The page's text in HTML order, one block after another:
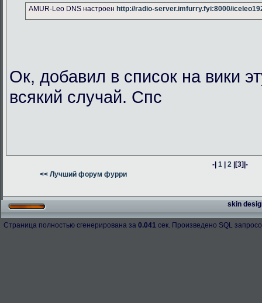
AMUR-Leo DNS настроен http://radio-server.imfurry.fyi:8000/
Ок, добавил в список на вики
всякий случай. Спс
-|1 |2 |[3]|-
<< Лучший форум фурри
skin
Страница полностью сгенерирована за 0.041 сек. Произведено SQL